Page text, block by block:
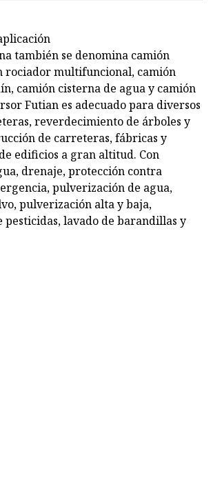
también se denomina camión
rociador multifuncional, camión
camión cisterna de agua y camión
Futian es adecuado para diversos
reverdecimiento de árboles y
de carreteras, fábricas y
edificios a gran altitud. Con
drenaje, protección contra
pulverización de agua,
pulverización alta y baja,
lavado de barandillas y